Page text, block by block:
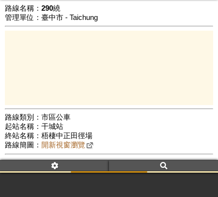
路線名稱： 290繞
管理單位：臺中市 - Taichung
路線類別：市區公車
起站名稱：干城站
終站名稱：梧棲中正田徑場
路線簡圖： 開新視窗瀏覽
附屬名稱：290繞
車頭描述：干城站
梧棲中正田徑場
公車數量: 累計6522、上線6061